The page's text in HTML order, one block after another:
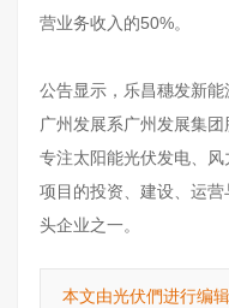
营业务收入的50%。
公告显示，乐昌穗发新能
广州发展系广州发展集
专注太阳能光伏发电、
项目的投资、建设、运
头企业之一。
本文由光伏們进行编